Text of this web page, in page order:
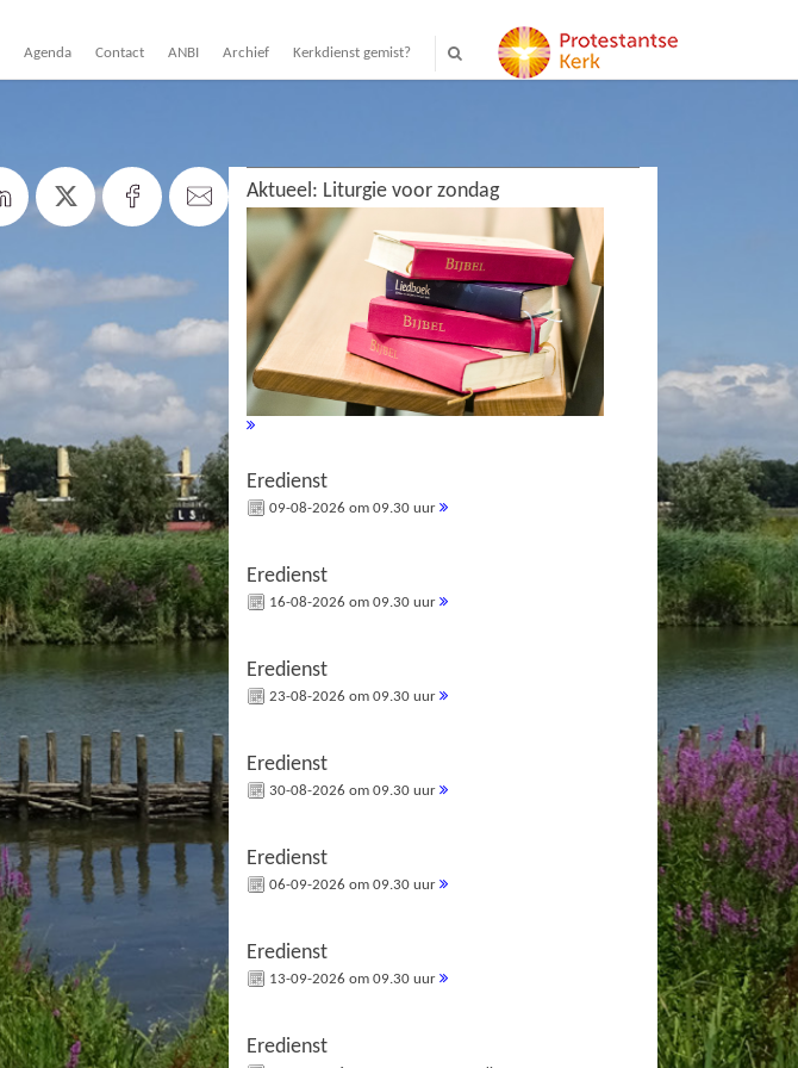
Agenda Contact ANBI Archief Kerkdienst gemist?
Aktueel: Liturgie voor zondag
Eredienst
09-08-2026 om 09.30 uur
Eredienst
16-08-2026 om 09.30 uur
Eredienst
23-08-2026 om 09.30 uur
Eredienst
30-08-2026 om 09.30 uur
Eredienst
06-09-2026 om 09.30 uur
Eredienst
13-09-2026 om 09.30 uur
Eredienst